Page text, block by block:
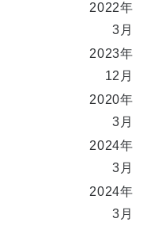
2022年
3月
2023年
12月
2020年
3月
2024年
3月
2024年
3月